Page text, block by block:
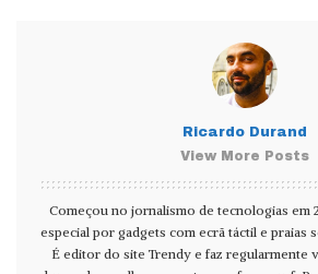
Ricardo Durand
View More Posts
Começou no jornalismo de tecnologias em
especial por gadgets com ecrã táctil e praias
É editor do site Trendy e faz regularmente